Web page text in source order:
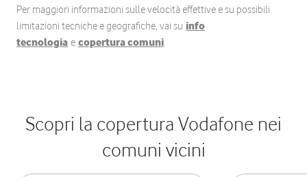
Per maggiori informazioni sulle velocità effettive e su possibili
limitazioni tecniche e geografiche, vai su info
tecnologia e copertura comuni.
Scopri la copertura Vodafone nei
comuni vicini